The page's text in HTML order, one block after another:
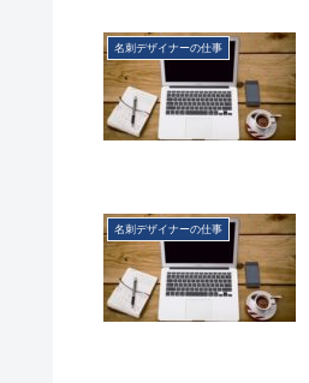
名刺デザイナーの仕事
名刺デザイナーの仕事